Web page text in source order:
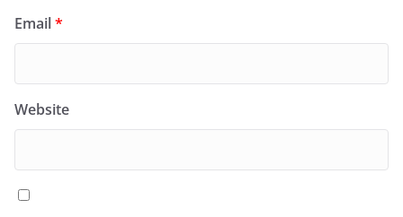
Email*
Website